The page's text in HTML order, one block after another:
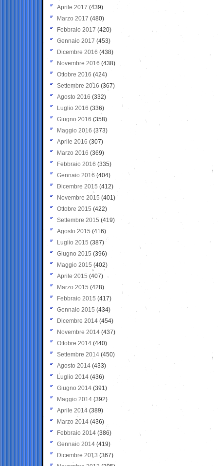
Aprile 2017 (439)
Marzo 2017 (480)
Febbraio 2017 (420)
Gennaio 2017 (453)
Dicembre 2016 (438)
Novembre 2016 (438)
Ottobre 2016 (424)
Settembre 2016 (367)
Agosto 2016 (332)
Luglio 2016 (336)
Giugno 2016 (358)
Maggio 2016 (373)
Aprile 2016 (307)
Marzo 2016 (369)
Febbraio 2016 (335)
Gennaio 2016 (404)
Dicembre 2015 (412)
Novembre 2015 (401)
Ottobre 2015 (422)
Settembre 2015 (419)
Agosto 2015 (416)
Luglio 2015 (387)
Giugno 2015 (396)
Maggio 2015 (402)
Aprile 2015 (407)
Marzo 2015 (428)
Febbraio 2015 (417)
Gennaio 2015 (434)
Dicembre 2014 (454)
Novembre 2014 (437)
Ottobre 2014 (440)
Settembre 2014 (450)
Agosto 2014 (433)
Luglio 2014 (436)
Giugno 2014 (391)
Maggio 2014 (392)
Aprile 2014 (389)
Marzo 2014 (436)
Febbraio 2014 (386)
Gennaio 2014 (419)
Dicembre 2013 (367)